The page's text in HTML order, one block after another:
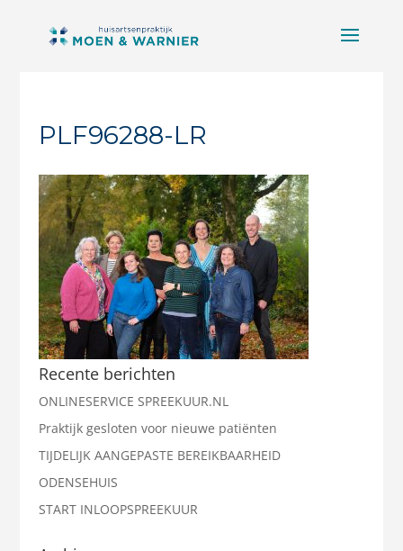
PLF96288-LR
Recente berichten
ONLINESERVICE SPREEKUUR.NL
Praktijk gesloten voor nieuwe patiënten
TIJDELIJK AANGEPASTE BEREIKBAARHEID
ODENSEHUIS
START INLOOPSPREEKUUR